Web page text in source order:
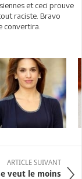
et ceci prouve
raciste. Bravo
convertira.
ARTICLE SUIVANT
veut le moins